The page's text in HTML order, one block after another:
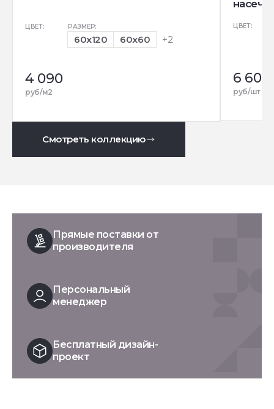
ЦВЕТ: РАЗМЕР:
60x120 60x60 +2
4 090
руб/м2
ЦВЕТ:
6 600
руб/шт
Смотреть коллекцию
Прямые поставки от
производителя
Персональный
менеджер
Бесплатный дизайн-
проект